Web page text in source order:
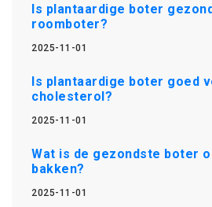
Is plantaardige boter
roomboter?
2025-11-01
Is plantaardige boter goed
cholesterol?
2025-11-01
Wat is de gezondste boter
bakken?
2025-11-01